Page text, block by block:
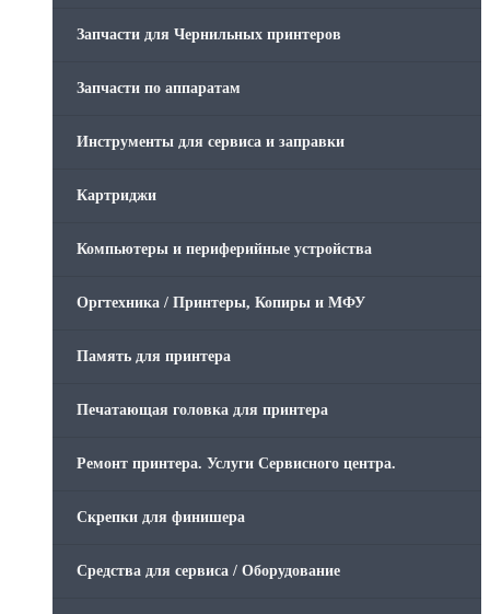
Запчасти для Чернильных принтеров
Запчасти по аппаратам
Инструменты для сервиса и заправки
Картриджи
Компьютеры и периферийные устройства
Оргтехника / Принтеры, Копиры и МФУ
Память для принтера
Печатающая головка для принтера
Ремонт принтера. Услуги Сервисного центра.
Скрепки для финишера
Средства для сервиса / Оборудование